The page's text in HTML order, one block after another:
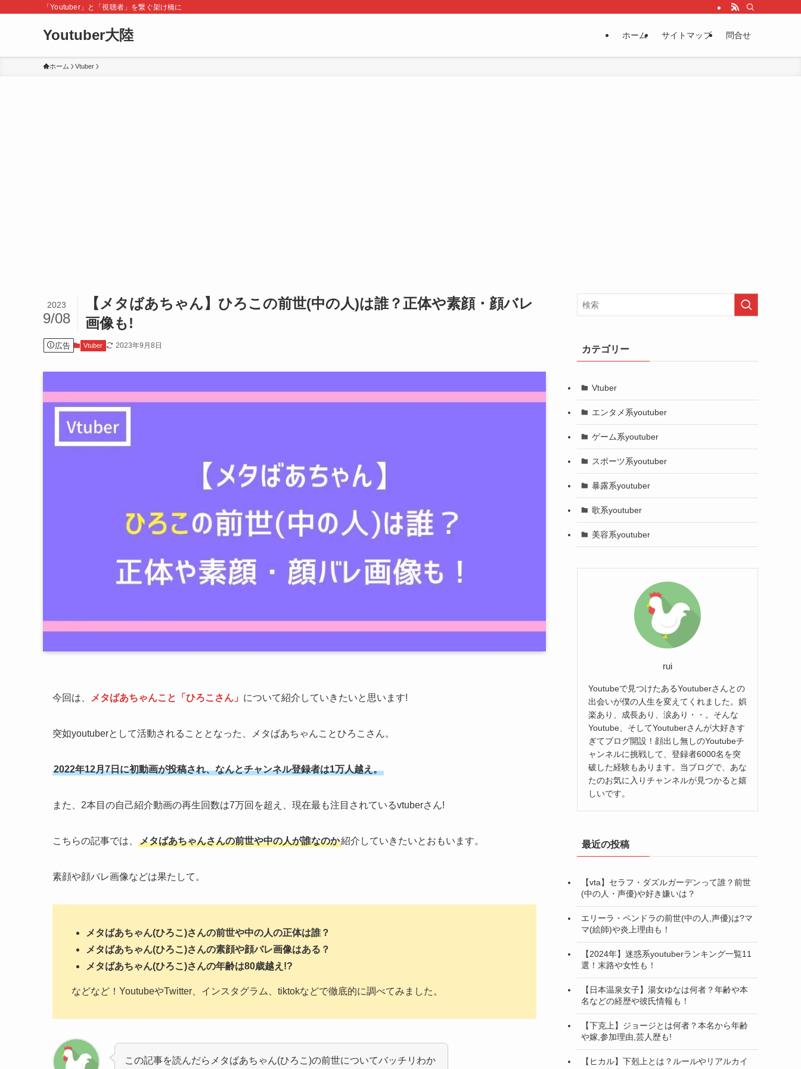
「Youtuber」と「視聴者」を繋ぐ架け橋に
Youtuber大陸 ホーム サイトマップ 問合せ
ホーム Vtuber
【メタばあちゃん】ひろこの前世(中の人)は誰？正体や素顔・顔バレ
画像も!
2023
9/08
広告 Vtuber 2023年9月8日
今回は、 メタばあちゃんこと「ひろこさん」 について紹介していきたいと思います!
突如youtuberとして活動されることとなった、メタばあちゃんことひろこさん。
2022年12月7日に初動画が投稿され、なんとチャンネル登録者は1万人越え。
また、2本目の自己紹介動画の再生回数は7万回を超え、現在最も注目されているvtuberさん!
こちらの記事では、 メタばあちゃんさんの前世や中の人が誰なのか紹介していきたいとおもいます。
素顔や顔バレ画像などは果たして。
メタばあちゃん(ひろこ)さんの前世や中の人の正体は誰？
メタばあちゃん(ひろこ)さんの素顔や顔バレ画像はある？
メタばあちゃん(ひろこ)さんの年齢は80歳越え!?
などなど！YoutubeやTwitter、インスタグラム、tiktokなどで徹底的に調べてみました。
この記事を読んだらメタばあちゃん(ひろこ)の前世についてバッチリわか
カテゴリー
Vtuber
エンタメ系youtuber
ゲーム系youtuber
スポーツ系youtuber
暴露系youtuber
歌系youtuber
美容系youtuber
rui
Youtubeで見つけたあるYoutuberさんとの
出会いが僕の人生を変えてくれました。娯
楽あり、成長あり、涙あり・・。そんな
Youtube、そしてYoutuberさんが大好きす
ぎてブログ開設！顔出し無しのYoutubeチ
ャンネルに挑戦して、登録者6000名を突
破した経験もあります。当ブログで、あな
たのお気に入りチャンネルが見つかると嬉
しいです。
最近の投稿
【vta】セラフ・ダズルガーデンって誰？前世
(中の人・声優)や好き嫌いは？
エリーラ・ペンドラの前世(中の人,声優)は?マ
マ(絵師)や炎上理由も！
【2024年】迷惑系youtuberランキング一覧11
選！末路や女性も！
【日本温泉女子】湯女ゆなは何者？年齢や本
名などの経歴や彼氏情報も！
【下克上】ジョージとは何者？本名から年齢
や嫁,参加理由,芸人歴も!
【ヒカル】下剋上とは？ルールやリアルカイ